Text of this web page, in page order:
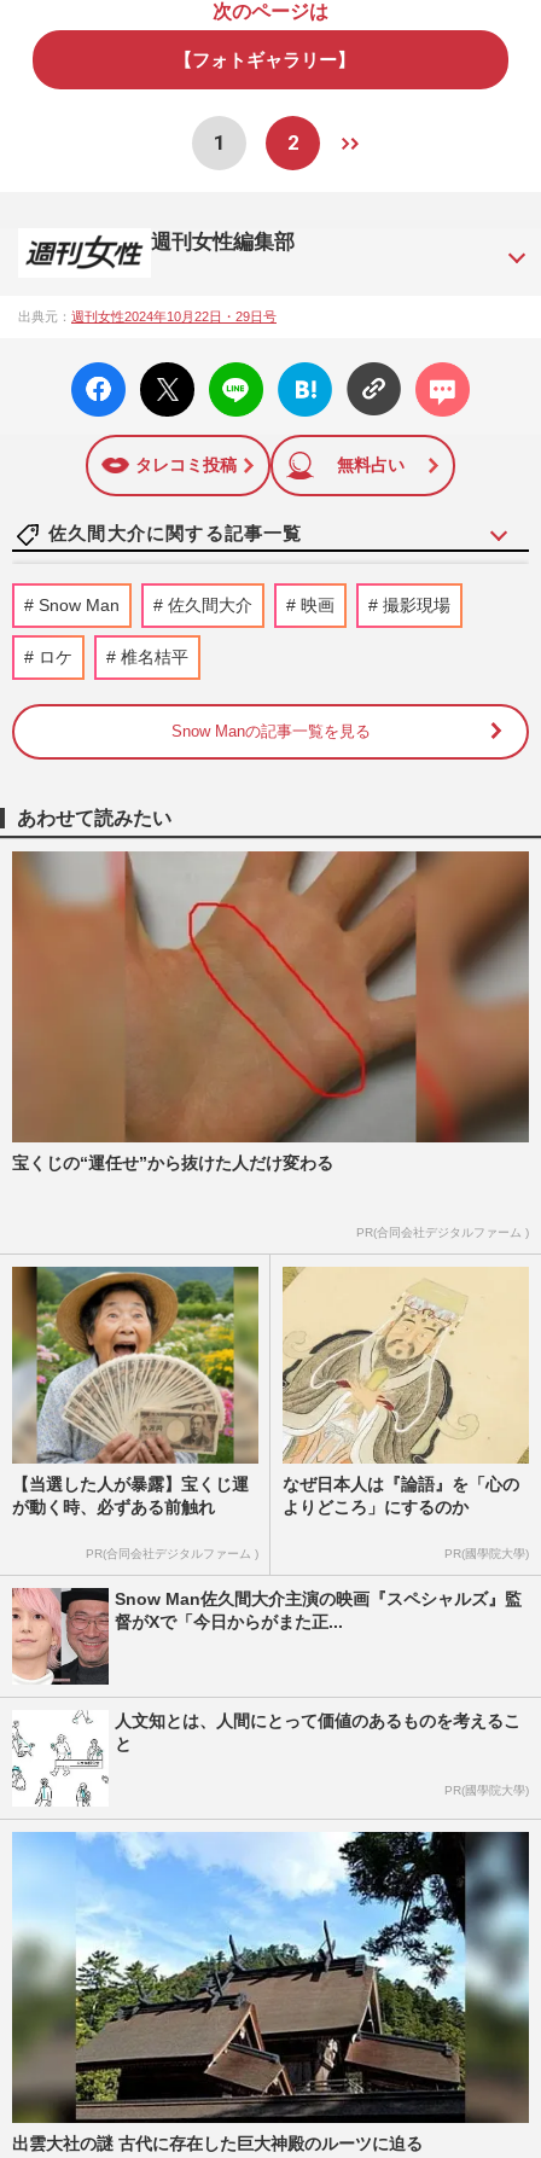
次のページは
【フォトギャラリー】
1 2
週刊女性編集部
シップや事件、皇室の話題、感動ドキュメント、美容・健
12日号で「眞子さま嫁ぎ先の“義母”が抱える400万円超の“借金
トラブル”」報道をスクープ。この一報から約2か月後、宮内庁
は結婚延期を発表。同記事は2018年の「編集者が選ぶ雑誌ジ
ャーナリズム賞」大賞を受賞した。毎週火曜日発売。
出典元： 週刊女性2024年10月22日・29日号
facebo
ok い
X ポス
ト
LINE
はてな
ブック
に追加
コメン
ト
タレコミ投稿 無料占い
佐久間大介に関する記事一覧
Snow Man佐久間大介主演の映画『スペシ
ャルズ』監督がXで「今日からがまた正念
場」切実投稿の背景
週刊女性PRIME
Snow Man佐久間大介、TBS『ラヴィッ
ト！』生放送中の地震速報に手話対応で絶
週刊女性PRIME
初の国立競技場ライブを控えるSnow
Man「リハーサル全員参加少ない」発言で
ファンが不安視するマンネリ感
週刊女性PRIME 2025/3/18
TBS『アニメナイト』でSnow Man・佐久
間大介が初MC決定で「世代交代か？」心
配されるキスマイ宮田俊哉の“…
2025/3/7
Snow Man佐久間大介と日テレ伊藤遼ア
Snow Man 佐久間大介 映画 撮影現場
ロケ 椎名桔平
Snow Manの記事一覧を見る
あわせて読みたい
宝くじの“運任せ”から抜けた人だけ変わる
PR(合同会社デジタルファーム )
【当選した人が暴露】宝くじ運
が動く時、必ずある前触れ
PR(合同会社デジタルファーム )
なぜ日本人は『論語』を「心の
よりどころ」にするのか
PR(國學院大學)
Snow Man佐久間大介主演の映画『スペシャルズ』監
督がXで「今日からがまた正...
人文知とは、人間にとって価値のあるものを考えるこ
と
PR(國學院大學)
出雲大社の謎 古代に存在した巨大神殿のルーツに迫る